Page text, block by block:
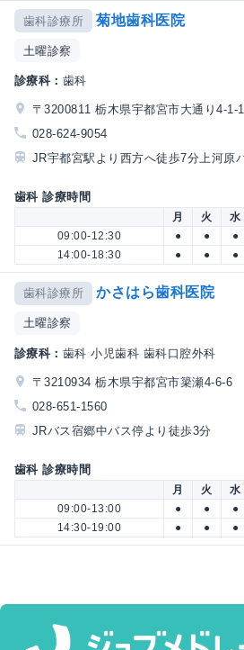
歯科診療所 菊地歯科医院
土曜診察
診療科： 歯科
〒3200811 栃木県宇都宮市大通り4-1-
028-624-9054
JR宇都宮駅より西方へ徒歩7分上河原
歯科 診療時間
月 火 水
09:00-12:30
● ● ●
14:00-18:30
● ● ●
歯科診療所 かさはら歯科医院
土曜診察
診療科： 歯科 小児歯科 歯科口腔外科
〒3210934 栃木県宇都宮市簗瀬4-6-6
028-651-1560
JRバス宿郷中バス停より徒歩3分
歯科 診療時間
月 火 水
09:00-13:00
● ● ●
14:30-19:00
● ● ●